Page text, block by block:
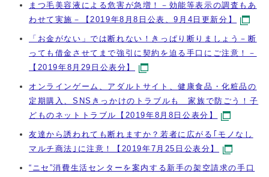
まつ毛美容液による危害が急増！－効能等表示の調査もあ
わせて実施－【2019年8月8日公表、9月4日更新分】
「お金がない」では断れない！きっぱり断りましょう－断
っても借金させてまで強引に契約を迫る手口にご注意！－
【2019年8月29日公表分】
オンラインゲーム、アダルトサイト、健康食品・化粧品の
定期購入、SNSきっかけのトラブルも 家族で防ごう！子
どものネットトラブル【2019年8月8日公表分】
友達から誘われても断れますか？若者に広がる｢モノなし
マルチ商法｣に注意！【2019年7月25日公表分】
“ニセ”消費生活センターを案内する新手の架空請求の手口